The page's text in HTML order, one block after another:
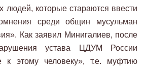
людей, которые стараются ввести
среди общин мусульман
Как заявил Минигалиев, после
устава ЦДУМ России
к этому человеку», т.е. муфтию